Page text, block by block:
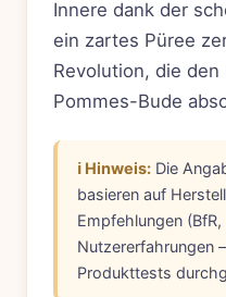
Innere dank der
ein zartes Püree
Revolution, die
Pommes-Bude
ℹ️ Hinweis:Die
basieren auf
Empfehlungen
Nutzererfahrungen
Produkttests